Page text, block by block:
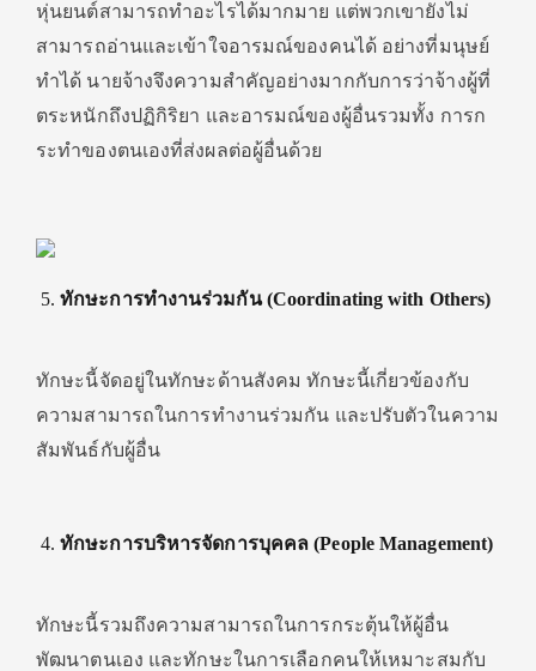
หุ่นยนต์สามารถทำอะไรได้มากมาย แต่พวกเขายังไม่
สามารถอ่านและเข้าใจอารมณ์ของคนได้ อย่างที่มนุษย์
ทำได้ นายจ้างจึงความสำคัญอย่างมากกับการว่าจ้างผู้ที่
ตระหนักถึงปฏิกิริยา และอารมณ์ของผู้อื่นรวมทั้ง การก
ระทำของตนเองที่ส่งผลต่อผู้อื่นด้วย
ทักษะการทำงานร่วมกัน (Coordinating with Others)
ทักษะนี้จัดอยู่ในทักษะด้านสังคม ทักษะนี้เกี่ยวข้องกับ
ความสามารถในการทำงานร่วมกัน และปรับตัวในความ
สัมพันธ์กับผู้อื่น
ทักษะการบริหารจัดการบุคคล (People Management)
ทักษะนี้รวมถึงความสามารถในการกระตุ้นให้ผู้อื่น
พัฒนาตนเอง และทักษะในการเลือกคนให้เหมาะสมกับ